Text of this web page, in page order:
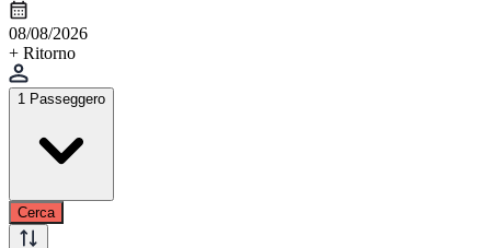
08/08/2026
+ Ritorno
1 Passeggero
Cerca